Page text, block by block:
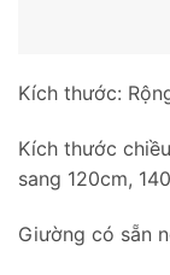
Kích thước:
Kích thước
sang 120cm,
Giường có sẵn